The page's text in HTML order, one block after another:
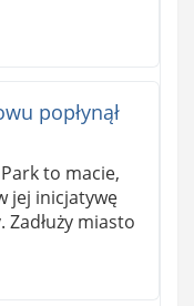
popłynął
to macie,
jej inicjatywę
Zadłuży miasto